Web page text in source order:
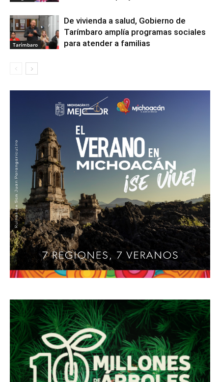
Tarímbaro
De vivienda a salud, Gobierno de
Tarímbaro amplía programas sociales
para atender a familias